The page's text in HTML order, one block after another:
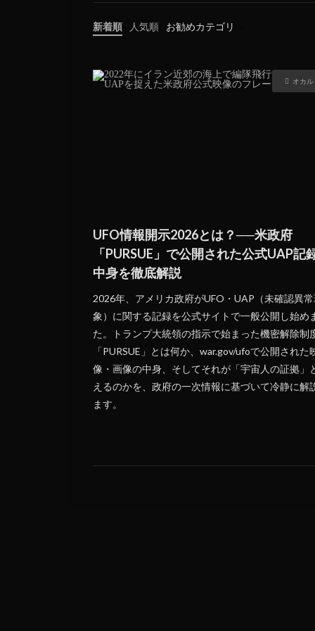
新着順 人気順
お勧めカテゴリ
オカル
UFO情報開示2026とは？──米政府
「PURSUE」で公開された公式UAP記
中身を徹底解説
2026年、アメリカ政府がUFO・UAP（未確認異常
象）に関する記録を公式サイトで一般公開し始め
た。トランプ大統領の指示で始まった機密解除制
「PURSUE」とは何か、war.gov/ufoで公開された
像・画像の中身、そしてそれが「宇宙人の証拠」
えるのかを、政府の一次情報に基づいて冷静に解
ます。